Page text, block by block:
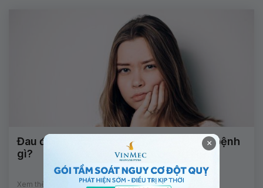
Đau đầu, đau nhức răng kèm mắt mờ là bệnh
gì?
Xem thêm
×